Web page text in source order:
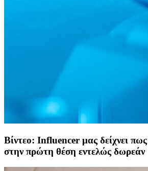
Βίντεο: Ιnfluencer μας δείχνει
στην πρώτη θέση εντελώς δωρεάν